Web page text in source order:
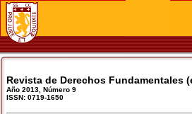
Revista de Derechos Fundamentales
Año 2013, Número 9
ISSN: 0719-1650